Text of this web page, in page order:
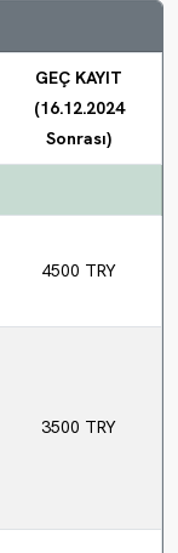
GEÇ KAYIT
(16.12.2024
Sonrası)
4500 TRY
3500 TRY